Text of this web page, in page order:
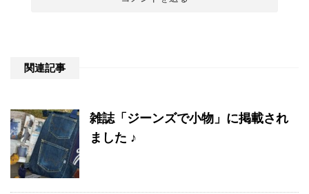
関連記事
雑誌「ジーンズで小物」に掲載され
ました ♪